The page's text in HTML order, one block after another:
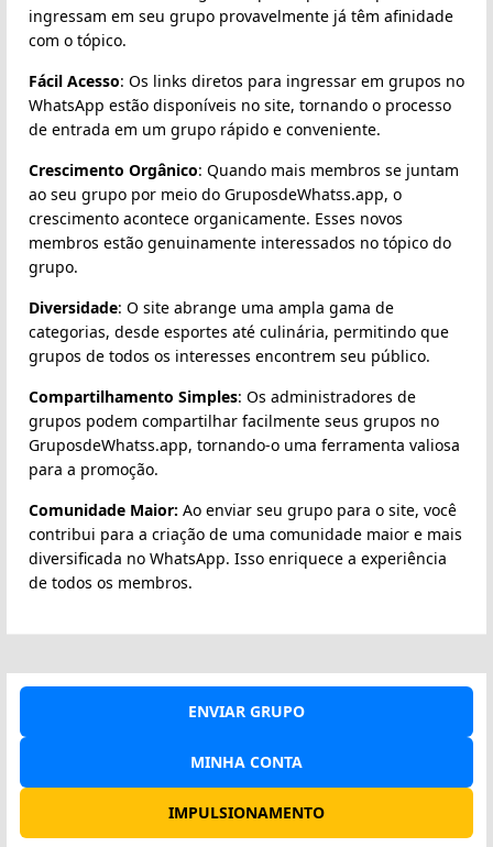
ingressam em seu grupo provavelmente já têm afinidade
com o tópico.
Fácil Acesso: Os links diretos para ingressar em grupos no
WhatsApp estão disponíveis no site, tornando o processo
de entrada em um grupo rápido e conveniente.
Crescimento Orgânico: Quando mais membros se juntam
ao seu grupo por meio do GruposdeWhatss.app, o
crescimento acontece organicamente. Esses novos
membros estão genuinamente interessados no tópico do
grupo.
Diversidade: O site abrange uma ampla gama de
categorias, desde esportes até culinária, permitindo que
grupos de todos os interesses encontrem seu público.
Compartilhamento Simples: Os administradores de
grupos podem compartilhar facilmente seus grupos no
GruposdeWhatss.app, tornando-o uma ferramenta valiosa
para a promoção.
Comunidade Maior: Ao enviar seu grupo para o site, você
contribui para a criação de uma comunidade maior e mais
diversificada no WhatsApp. Isso enriquece a experiência
de todos os membros.
ENVIAR GRUPO
MINHA CONTA
IMPULSIONAMENTO